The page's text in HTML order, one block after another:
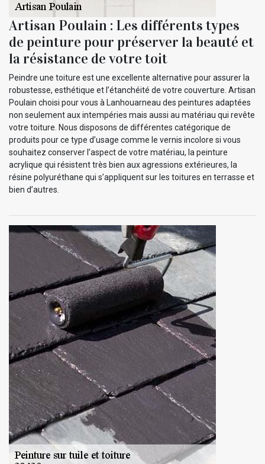
Artisan Poulain : Les différents types
de peinture pour préserver la beauté et
la résistance de votre toit
Peindre une toiture est une excellente alternative pour assurer la
robustesse, esthétique et l’étanchéité de votre couverture. Artisan
Poulain choisi pour vous à Lanhouarneau des peintures adaptées
non seulement aux intempéries mais aussi au matériau qui revête
votre toiture. Nous disposons de différentes catégorique de
produits pour ce type d’usage comme le vernis incolore si vous
souhaitez conserver l’aspect de votre matériau, la peinture
acrylique qui résistent très bien aux agressions extérieures, la
résine polyuréthane qui s’appliquent sur les toitures en terrasse et
bien d’autres.